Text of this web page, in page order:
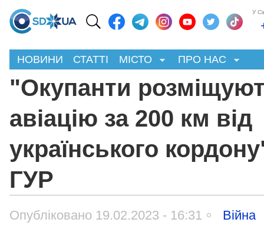
У
НОВИНИ СТАТТІ МІСТО ПРО НАС
"Окупанти
авіацію за 200 км від
українського
ГУР
Опубліковано 19.02.2023 - 16:31 Війна